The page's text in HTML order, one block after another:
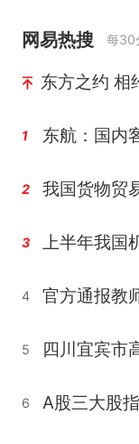
网易热搜 每30
东方之约 相
1
2 我国货物贸
3
4
5 四川宜宾市
6 A股三大股